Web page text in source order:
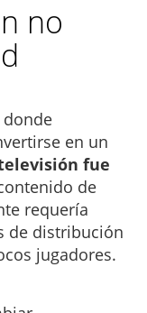
no
donde
en un
fue
de
requería
de distribución
jugadores.